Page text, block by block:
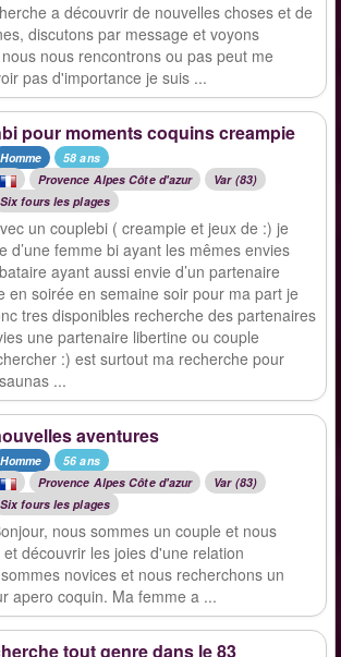
a découvrir de nouvelles choses et de
discutons par message et voyons
nous rencontrons ou pas peut me
pas d'importance je suis ...
pour moments coquins creampie
Homme
58 ans
Provence Alpes Côte d'azur
Var (83)
Six fours les plages
un couplebi ( creampie et jeux de :) je
d’une femme bi ayant les mêmes envies
ayant aussi envie d’un partenaire
en soirée en semaine soir pour ma part je
tres disponibles recherche des partenaires
une partenaire libertine ou couple
:) est surtout ma recherche pour
...
aventures
Homme
56 ans
Provence Alpes Côte d'azur
Var (83)
Six fours les plages
nous sommes un couple et nous
découvrir les joies d'une relation
novices et nous recherchons un
apero coquin. Ma femme a ...
tout genre dans le 83